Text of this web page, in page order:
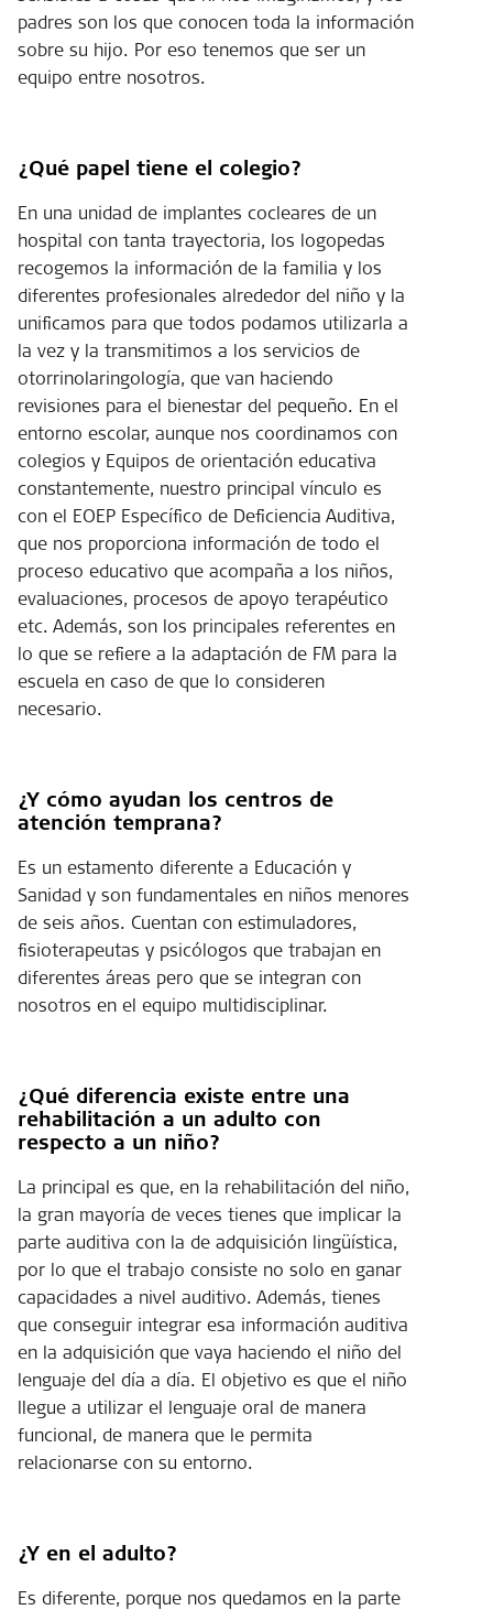
padres son los que conocen toda la información
sobre su hijo. Por eso tenemos que ser un
equipo entre nosotros.
¿Qué papel tiene el colegio?
En una unidad de implantes cocleares de un
hospital con tanta trayectoria, los logopedas
recogemos la información de la familia y los
diferentes profesionales alrededor del niño y la
unificamos para que todos podamos utilizarla a
la vez y la transmitimos a los servicios de
otorrinolaringología, que van haciendo
revisiones para el bienestar del pequeño. En el
entorno escolar, aunque nos coordinamos con
colegios y Equipos de orientación educativa
constantemente, nuestro principal vínculo es
con el EOEP Específico de Deficiencia Auditiva,
que nos proporciona información de todo el
proceso educativo que acompaña a los niños,
evaluaciones, procesos de apoyo terapéutico
etc. Además, son los principales referentes en
lo que se refiere a la adaptación de FM para la
escuela en caso de que lo consideren
necesario.
¿Y cómo ayudan los centros de
atención temprana?
Es un estamento diferente a Educación y
Sanidad y son fundamentales en niños menores
de seis años. Cuentan con estimuladores,
fisioterapeutas y psicólogos que trabajan en
diferentes áreas pero que se integran con
nosotros en el equipo multidisciplinar.
¿Qué diferencia existe entre una
rehabilitación a un adulto con
respecto a un niño?
La principal es que, en la rehabilitación del niño,
la gran mayoría de veces tienes que implicar la
parte auditiva con la de adquisición lingüística,
por lo que el trabajo consiste no solo en ganar
capacidades a nivel auditivo. Además, tienes
que conseguir integrar esa información auditiva
en la adquisición que vaya haciendo el niño del
lenguaje del día a día. El objetivo es que el niño
llegue a utilizar el lenguaje oral de manera
funcional, de manera que le permita
relacionarse con su entorno.
¿Y en el adulto?
Es diferente, porque nos quedamos en la parte